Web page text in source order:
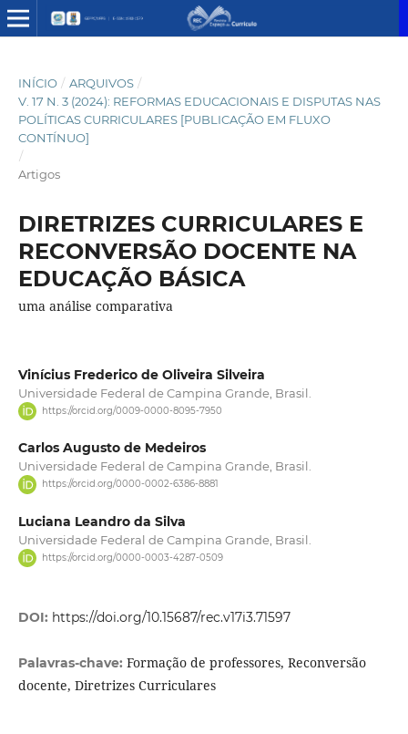
INÍCIO / ARQUIVOS /
V. 17 N. 3 (2024): REFORMAS EDUCACIONAIS E DISPUTAS NAS
POLÍTICAS CURRICULARES [PUBLICAÇÃO EM FLUXO
CONTÍNUO]
/
Artigos
DIRETRIZES CURRICULARES E
RECONVERSÃO DOCENTE NA
EDUCAÇÃO BÁSICA
uma análise comparativa
Vinícius Frederico de Oliveira Silveira
Universidade Federal de Campina Grande, Brasil.
https://orcid.org/0009-0000-8095-7950
Carlos Augusto de Medeiros
Universidade Federal de Campina Grande, Brasil.
https://orcid.org/0000-0002-6386-8881
Luciana Leandro da Silva
Universidade Federal de Campina Grande, Brasil.
https://orcid.org/0000-0003-4287-0509
DOI: https://doi.org/10.15687/rec.v17i3.71597
Palavras-chave: Formação de professores, Reconversão
docente, Diretrizes Curriculares